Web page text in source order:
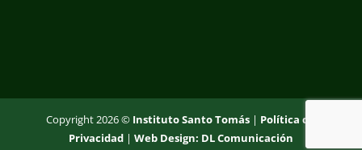
Copyright 2026 © Instituto Santo Tomás | Política de
Privacidad| Web Design: DL Comunicación